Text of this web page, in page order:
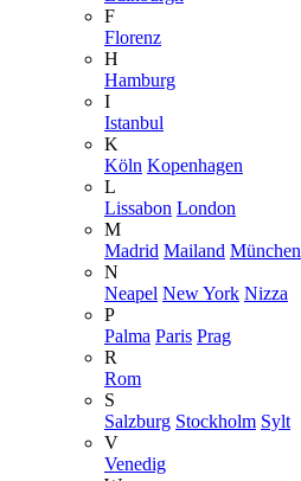
F
Florenz
H
Hamburg
I
Istanbul
K
Köln Kopenhagen
L
Lissabon London
M
Madrid Mailand München
N
Neapel New York Nizza
P
Palma Paris Prag
R
Rom
S
Salzburg Stockholm Sylt
V
Venedig